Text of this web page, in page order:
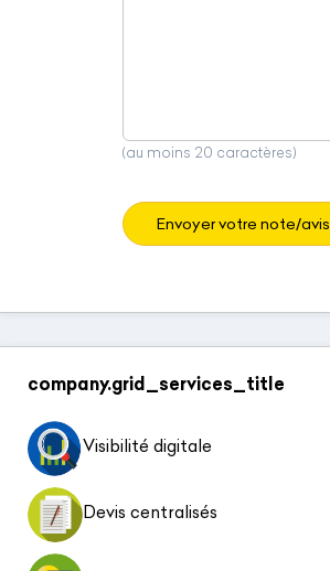
(au moins 20 caractères)
Envoyer votre note/avis
company.grid_services_title
Visibilité digitale
Devis centralisés